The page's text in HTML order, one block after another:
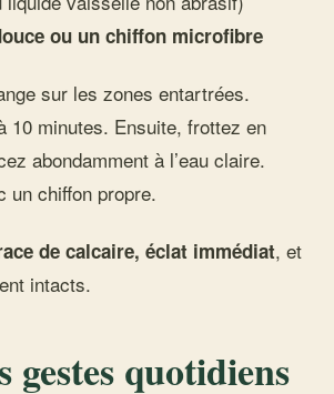
ou un chiffon microfibre
sur les zones entartrées.
10 minutes. Ensuite, frottez en
abondamment à l’eau claire.
un chiffon propre.
de calcaire, éclat immédiat, et
intacts.
gestes quotidiens